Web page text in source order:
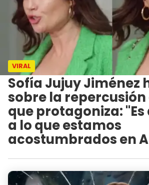
VIRAL
Sofía Jujuy Jiménez
sobre la repercusión
que protagoniza:
a lo que estamos
acostumbrados en